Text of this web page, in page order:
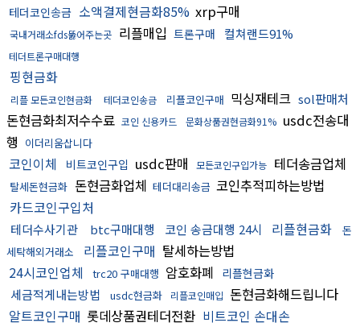
테더코인송금 소액결제현금화85% xrp구매
국내거래소fds뚫어주는곳 리플매입 트론구매 컬쳐랜드91%
테더트론구매대행
핑현금화
리플 모든코인현금화 테더코인송금 리플코인구매 믹싱재테크 sol판매처
돈현금화최저수수료 코인 신용카드 문화상품권현금화91% usdc전송대
행 이더리움삽니다
코인이체 비트코인구입 usdc판매 모든코인구입가능 테더송금업체
탈세돈현금화 돈현금화업체 테더대리송금 코인추적피하는방법
카드코인구입처
테더수사기관 btc구매대행 코인 송금대행 24시 리플현금화
돈
세탁해외거래소
리플코인구매 탈세하는방법
24시코인업체
trc20 구매대행 암호화폐 리플현금화
세금적게내는방법 usdc현금화 리플코인매입 돈현금화해드립니다
알트코인구매 롯데상품권테더전환 비트코인 손대손